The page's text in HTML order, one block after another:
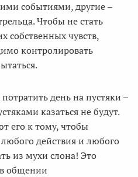
событиями, другие –
Чтобы не стать
собственных чувств,
контролировать
день на пустяки –
казаться не будут.
его к тому, чтобы
действия и любого
из мухи слона! Это
общении